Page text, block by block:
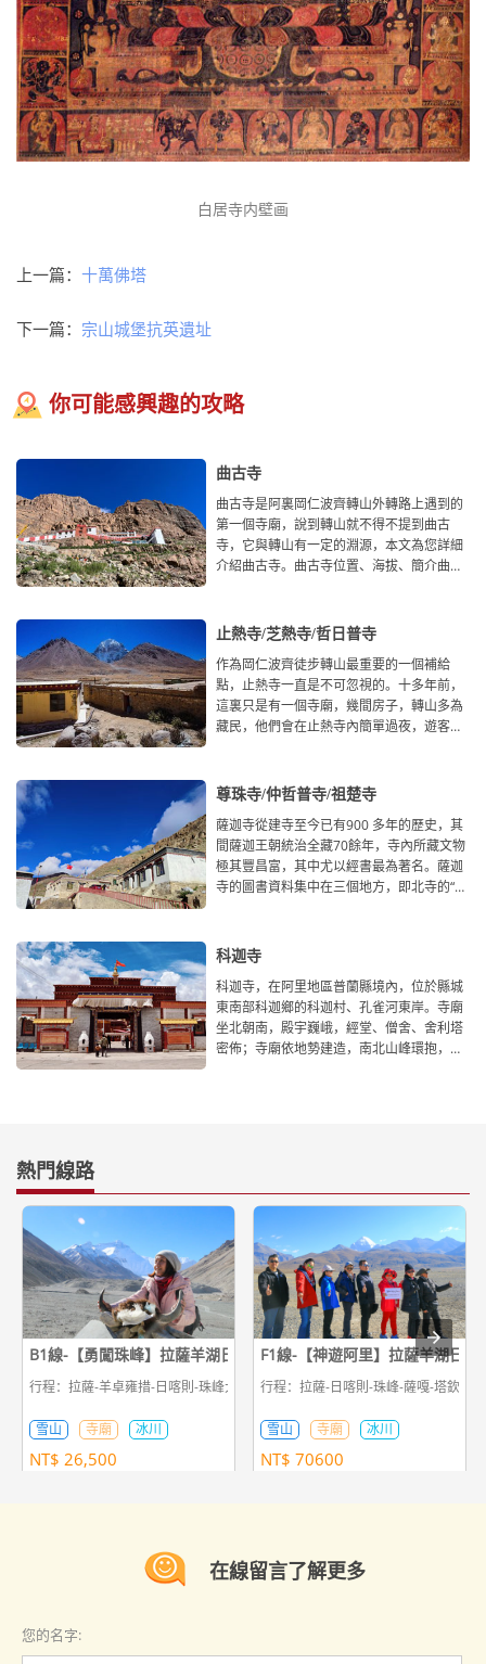
白居寺内壁画
上一篇： 十萬佛塔
下一篇： 宗山城堡抗英遺址
你可能感興趣的攻略
曲古寺
曲古寺是阿裏岡仁波齊轉山外轉路上遇到的
第一個寺廟，說到轉山就不得不提到曲古
寺，它與轉山有一定的淵源，本文為您詳細
介紹曲古寺。曲古寺位置、海拔、簡介曲古
止熱寺/芝熱寺/哲日普寺
作為岡仁波齊徒步轉山最重要的一個補給
點，止熱寺一直是不可忽視的。十多年前，
這裏只是有一個寺廟，幾間房子，轉山多為
藏民，他們會在止熱寺內簡單過夜，遊客較
尊珠寺/仲哲普寺/祖楚寺
薩迦寺從建寺至今已有900 多年的歷史，其
間薩迦王朝統治全藏70餘年，寺內所藏文物
極其豐昌富，其中尤以經書最為著名。薩迦
寺的圖書資料集中在三個地方，即北寺的“烏
科迦寺
科迦寺，在阿里地區普蘭縣境內，位於縣城
東南部科迦鄉的科迦村、孔雀河東岸。寺廟
坐北朝南，殿宇巍峨，經堂、僧舍、舍利塔
密佈；寺廟依地勢建造，南北山峰環抱，依
熱門線路
B1線-【勇闖珠峰】拉薩羊湖日喀則珠峰7日遊
行程：拉薩-羊卓雍措-日喀則-珠峰大本營-日喀則-拉薩
雪山 寺廟 冰川
NT$ 26,500
F1線-【神遊阿里】拉薩羊湖日
行程：拉薩-日喀則-珠峰-薩嘎-塔欽轉
雪山 寺廟 冰川
NT$ 70600
在線留言了解更多
您的名字: